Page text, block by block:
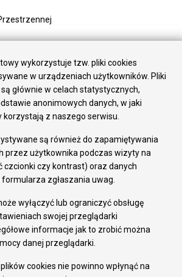
Podawcza
wykorzystuje tzw. pliki cookies
w urządzeniach użytkowników. Pliki
głównie w celach statystycznych,
anonimowych danych, w jaki
z naszego serwisu.
są również do zapamiętywania
przez użytkownika podczas wizyty na
czcionki czy kontrast) oraz danych
zgłaszania uwag.
wyłączyć lub ograniczyć obsługę
swojej przeglądarki
informacje jak to zrobić można
danej przeglądarki.
cookies nie powinno wpłynąć na